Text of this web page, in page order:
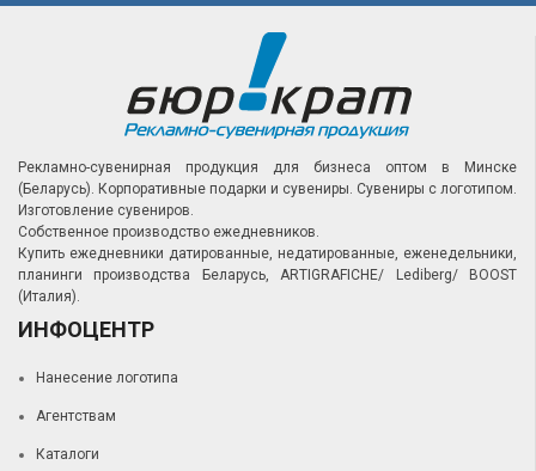
Рекламно-сувенирная продукция для бизнеса оптом в Минске
(Беларусь). Корпоративные подарки и сувениры. Сувениры с логотипом.
Изготовление сувениров.
Собственное производство ежедневников.
Купить ежедневники датированные, недатированные, еженедельники,
планинги производства Беларусь, ARTIGRAFICHE/ Lediberg/ BOOST
(Италия).
ИНФОЦЕНТР
Нанесение логотипа
Агентствам
Каталоги